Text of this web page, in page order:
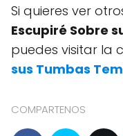
Si quieres ver
Escupiré Sobre
puedes visitar la
sus Tumbas
COMPARTENOS